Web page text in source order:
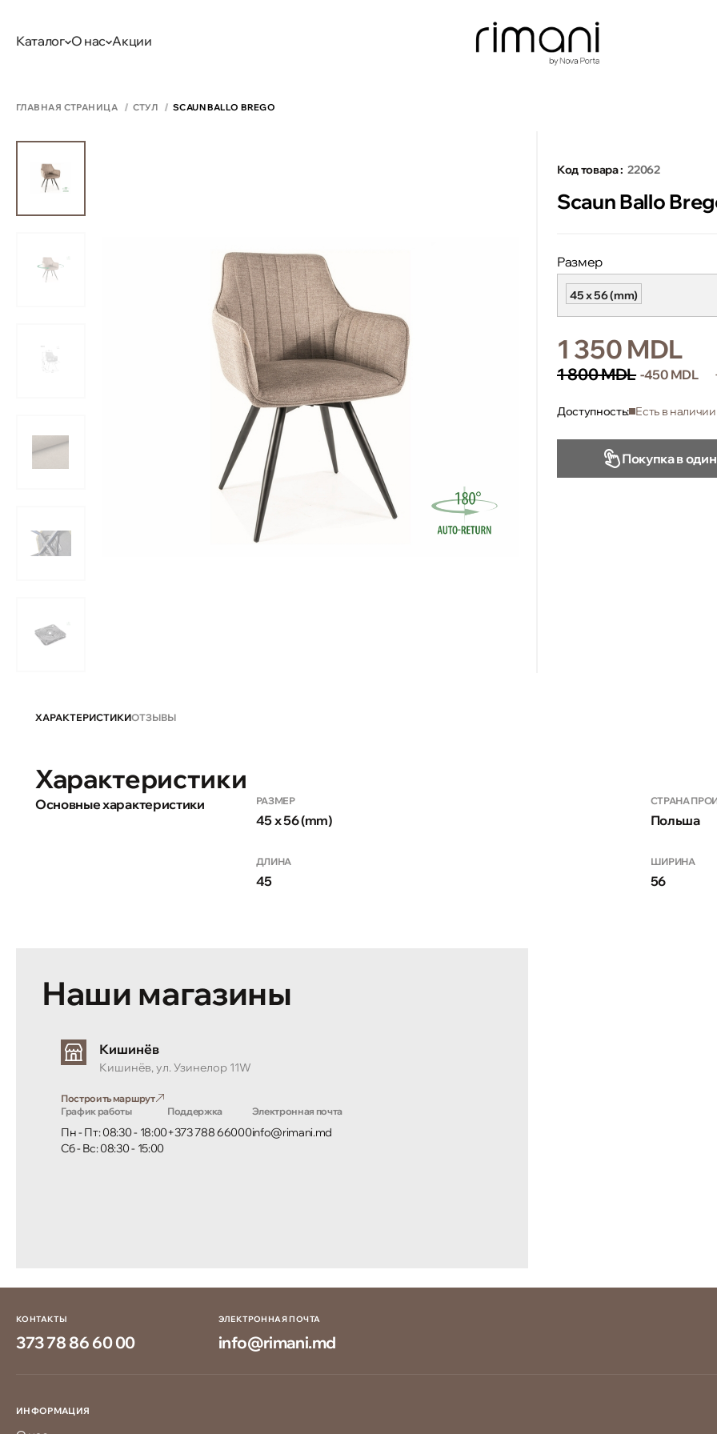
Каталог О нас Акции
ГЛАВНАЯ СТРАНИЦА СТУЛ SCAUN BALLO BREGO
Код товара : 22062
Scaun Ballo
Размер
45 x 56 (mm)
1 350 MDL
1 800 MDL -450 MDL
Доступность: Есть в наличии
Покупка в
ХАРАКТЕРИСТИКИОТЗЫВЫ
Характеристики
Основные характеристики РАЗМЕР
45 x 56 (mm)
СТРАНА
Польша
ДЛИНА
45
ШИРИНА
56
Наши магазины
Кишинёв
Кишинёв, ул. Узинелор 11W
Построить маршрут
График работы
Пн - Пт: 08:30 - 18:00
Сб - Вс: 08:30 - 15:00
Поддержка
+373 788 66000
Электронная почта
info@rimani.md
КОНТАКТЫ
373 78 86 60 00
ЭЛЕКТРОННАЯ ПОЧТА
info@rimani.md
ИНФОРМАЦИЯ